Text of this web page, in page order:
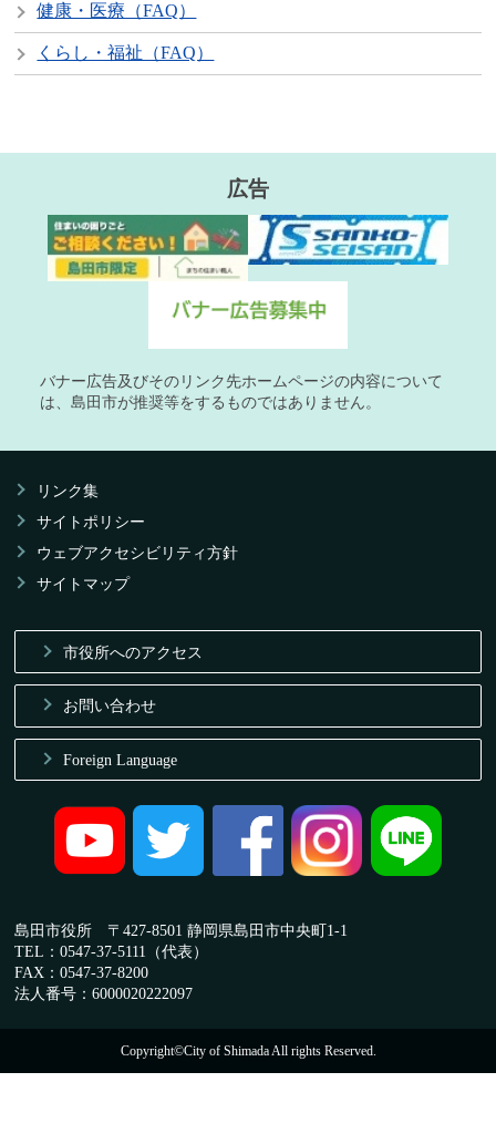
健康・医療（FAQ）
くらし・福祉（FAQ）
広告
バナー広告及びそのリンク先ホームページの内容について
は、島田市が推奨等をするものではありません。
リンク集
サイトポリシー
ウェブアクセシビリティ方針
サイトマップ
市役所へのアクセス
お問い合わせ
Foreign Language
島田市役所 〒427-8501 静岡県島田市中央町1-1
TEL：0547-37-5111（代表）
FAX：0547-37-8200
法人番号：6000020222097
Copyright©City of Shimada All rights Reserved.